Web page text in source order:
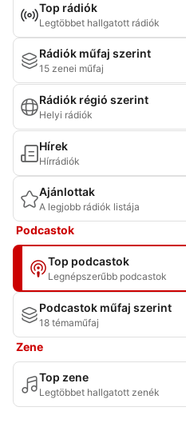
Top rádiók
Legtöbbet hallgatott rádiók
Rádiók műfaj szerint
15 zenei műfaj
Rádiók régió szerint
Helyi rádiók
Hírek
Hírrádiók
Ajánlottak
A legjobb rádiók listája
Podcastok
Top podcastok
Legnépszerűbb podcastok
Podcastok műfaj szerint
18 témaműfaj
Zene
Top zene
Legtöbbet hallgatott zenék